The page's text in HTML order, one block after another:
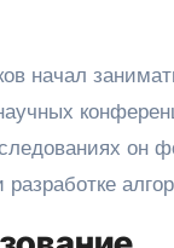
начал
он